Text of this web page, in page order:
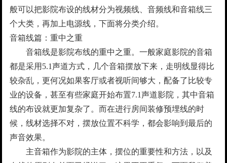
般可以把影院布设的线材分为视频线、音频线和音箱线三
个大类，再加上电源线，下面将分类介绍。
音箱线篇：重中之重
音箱线是影院布线的重中之重。一般家庭影院的音箱
都是采用5.1声道方式，几个音箱摆放下来，走明线显得比
较杂乱，更何况如果客厅或者视听间够大，配备了比较专
业的设备，甚至有些家庭开始布置7.1声道影院，其中音箱
线的布设就更加复杂了。而在进行房间装修预埋线的时
候，线材选择不对，摆放位置不科学，都会影响到最后的
声音效果。
主音箱作为影院的主体，摆位的重要性和方法，以及